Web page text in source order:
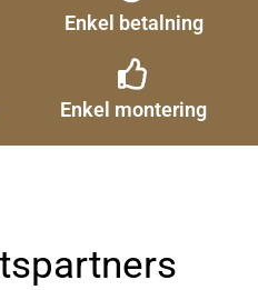
Enkel betalning
Enkel montering